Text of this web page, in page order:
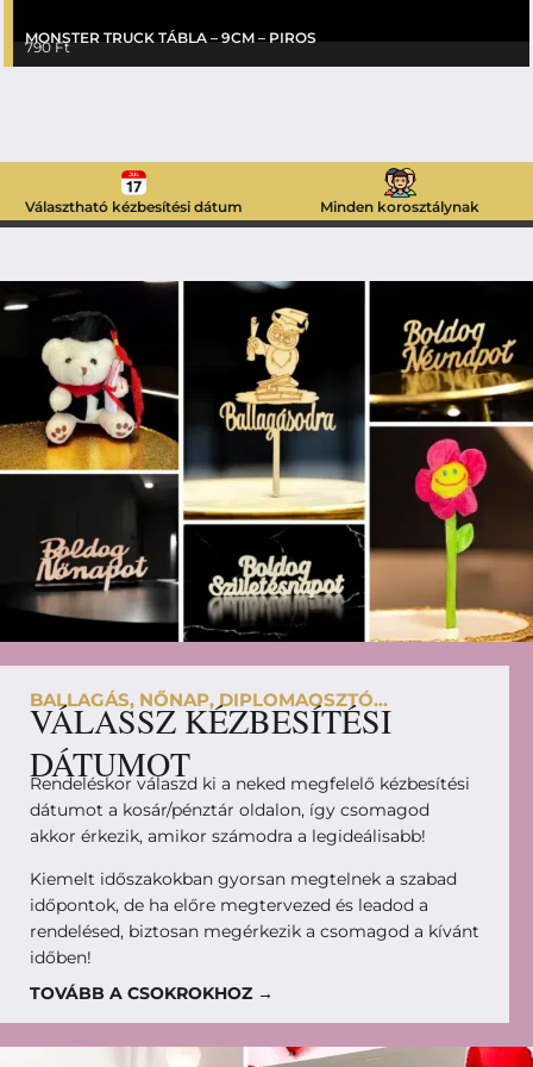
MONSTER TRUCK TÁBLA – 9CM – PIROS
790Ft
Választható kézbesítési dátum Minden korosztálynak
BALLAGÁS, NŐNAP, DIPLOMAOSZTÓ...
VÁLASSZ KÉZBESÍTÉSI
DÁTUMOT
Rendeléskor válaszd ki a neked megfelelő kézbesítési
dátumot a kosár/pénztár oldalon, így csomagod
akkor érkezik, amikor számodra a legideálisabb!
Kiemelt időszakokban gyorsan megtelnek a szabad
időpontok, de ha előre megtervezed és leadod a
rendelésed, biztosan megérkezik a csomagod a kívánt
időben!
TOVÁBB A CSOKROKHOZ →